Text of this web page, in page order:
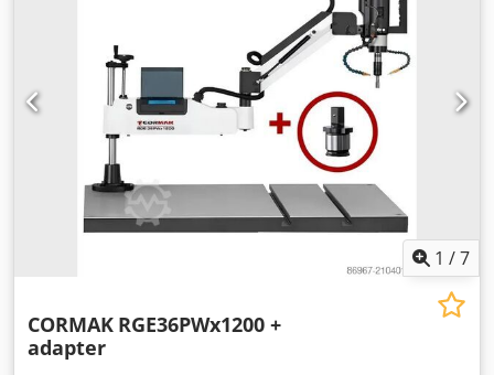
1 /7
CORMAK RGE36PWx1200 +
adapter